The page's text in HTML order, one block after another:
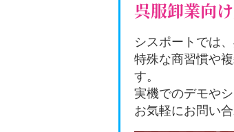
呉服卸業向
シスポートでは
特殊な商習慣や
す。
実機でのデモや
お気軽にお問い合